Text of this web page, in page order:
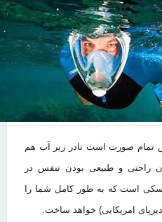
تمام صورت است تادر زیر آب هم
راحتی و طبیعی بودن تنفس در
است که به طور کامل شما را
امریکایی) خواهد ساخت.